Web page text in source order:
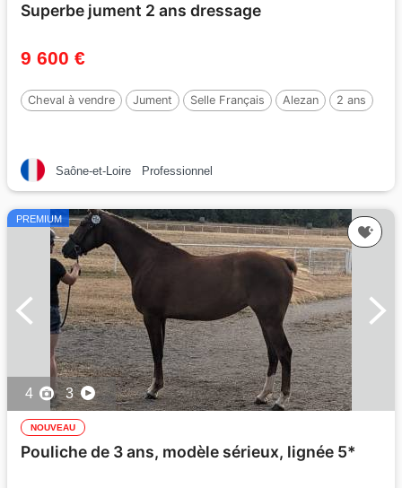
Superbe jument 2 ans dressage
9 600 €
Cheval à vendre Jument Selle Français Alezan 2 ans
Saône-et-Loire Professionnel
PREMIUM
4 3
NOUVEAU
Pouliche de 3 ans, modèle sérieux, lignée 5*